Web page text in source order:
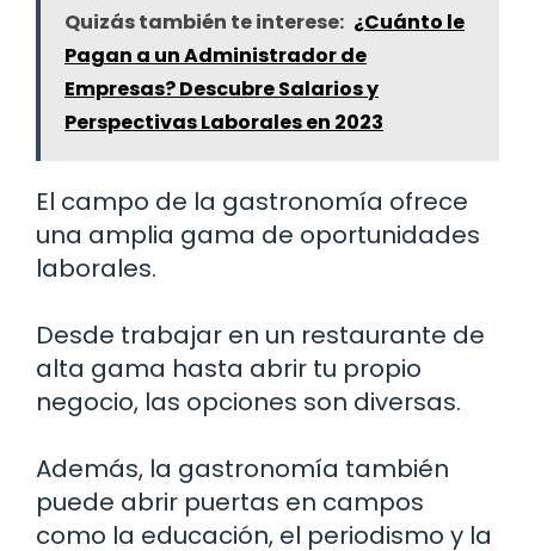
Quizás también te interese: ¿Cuánto le
Pagan a un Administrador de
Empresas? Descubre Salarios y
Perspectivas Laborales en 2023
El campo de la gastronomía ofrece
una amplia gama de oportunidades
laborales.
Desde trabajar en un restaurante de
alta gama hasta abrir tu propio
negocio, las opciones son diversas.
Además, la gastronomía también
puede abrir puertas en campos
como la educación, el periodismo y la